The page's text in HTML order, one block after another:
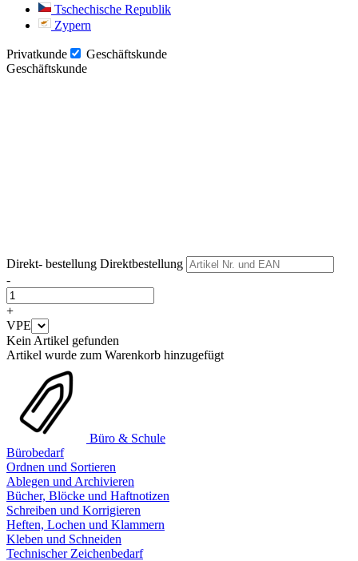
Tschechische Republik
Zypern
Privatkunde
Geschäftskunde
Geschäftskunde
Direkt- bestellung Direktbestellung
-
+
VPE
Kein Artikel gefunden
Artikel wurde zum Warenkorb hinzugefügt
Büro & Schule
Bürobedarf
Ordnen und Sortieren
Ablegen und Archivieren
Bücher, Blöcke und Haftnotizen
Schreiben und Korrigieren
Heften, Lochen und Klammern
Kleben und Schneiden
Technischer Zeichenbedarf